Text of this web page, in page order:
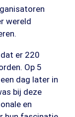
wereld
er 220
Op 5
dag later in
bij deze
en